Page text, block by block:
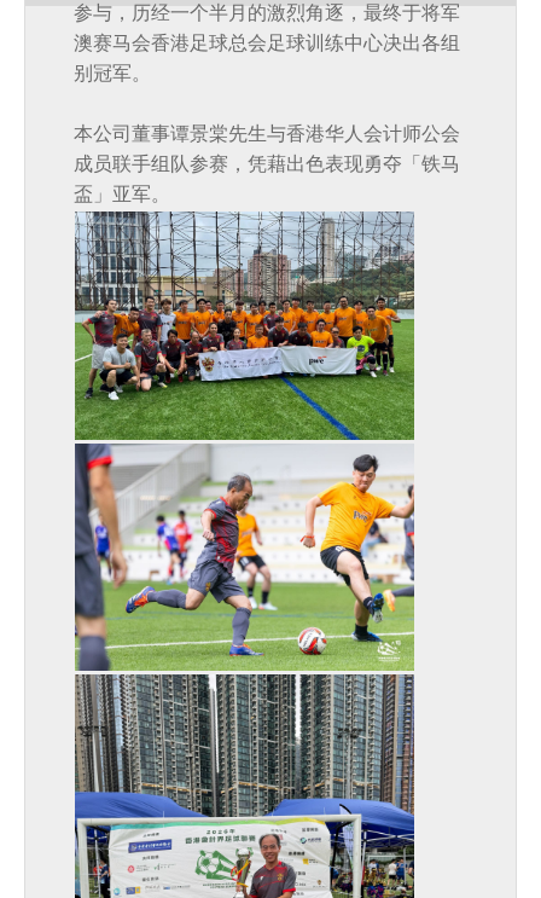
参与，历经一个半月的激烈角逐，最终于将军
澳赛马会香港足球总会足球训练中心决出各组
别冠军。
本公司董事谭景棠先生与香港华人会计师公会
成员联手组队参赛，凭藉出色表现勇夺「铁马
盃」亚军。